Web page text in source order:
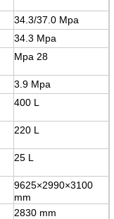
34.3/37.0 Mpa
34.3 Mpa
Mpa 28
3.9 Mpa
400 L
220 L
25 L
9625×2990×3100
mm
2830 mm